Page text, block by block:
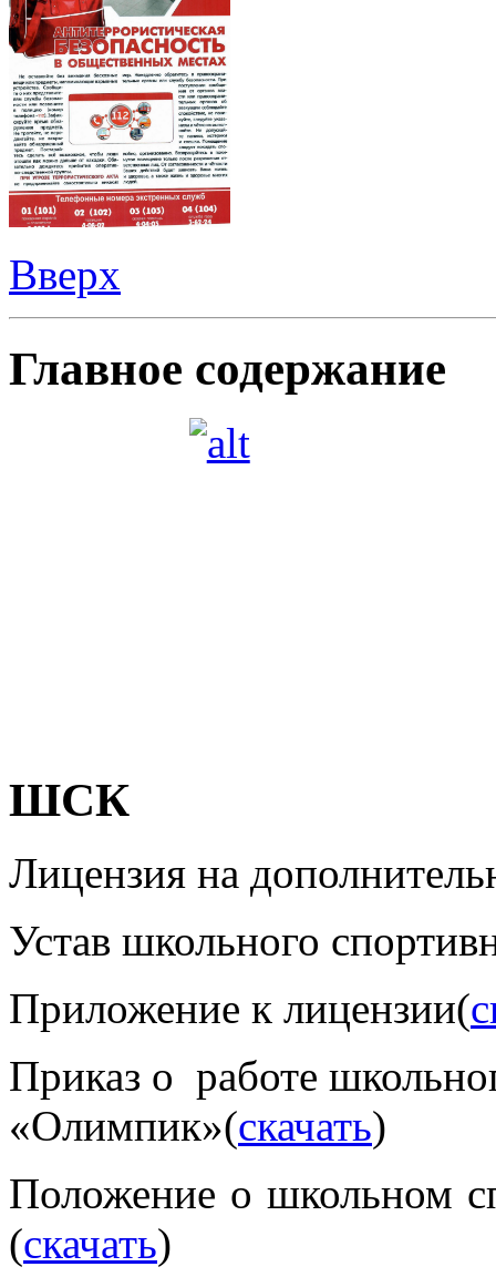
Вверх
Главное содержание
ШСК
Лицензия на
Устав школьного
Приложение к лицензии(
Приказ о работе
«Олимпик»(скачать)
Положение о школьном
(скачать)